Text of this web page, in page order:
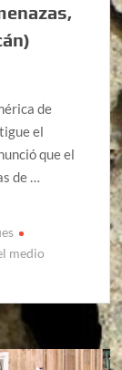
de
el
que el
de …
medio